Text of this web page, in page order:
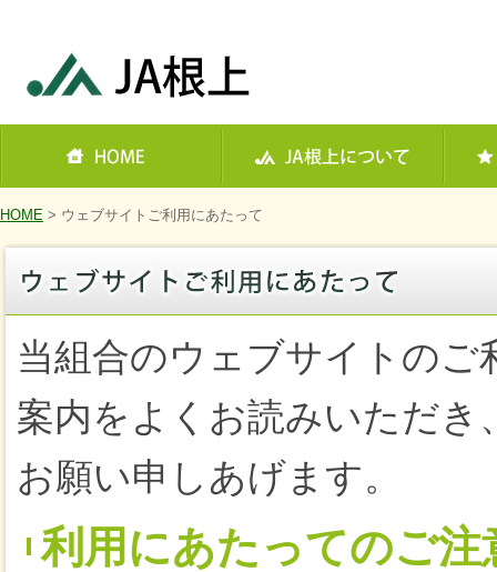
HOME > ウェブサイトご利用にあたって
当組合のウェブサイトの
案内をよくお読みいただ
お願い申しあげます。
利用にあたってのご注